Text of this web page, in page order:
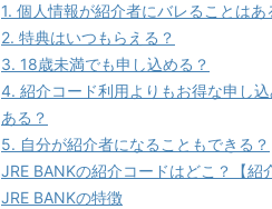
1. 個人情報が紹介者にバレることはあ
2. 特典はいつもらえる？
3. 18歳未満でも申し込める？
4. 紹介コード利用よりもお得な申し
ある？
5. 自分が紹介者になることもできる？
JRE BANKの紹介コードはどこ？【紹
JRE BANKの特徴